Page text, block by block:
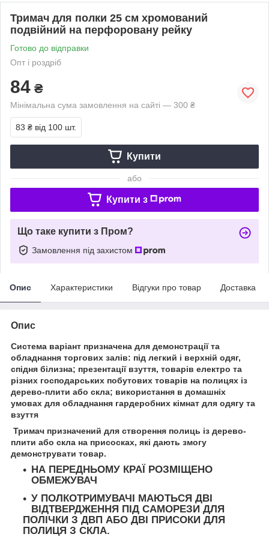
Тримач для полки 25 см хромований
подвійний на перфоровану рейку
Готово до відправки
Опт і роздріб
84 ₴
Мінімальна сума замовлення на сайті — 300 ₴
83 ₴ від 100 шт.
Купити
або
Купити з
Що таке купити з Пром?
Замовлення під захистом
Опис Характеристики Відгуки про товар Доставка
Опис
Система варіант призначена для демонстрації та
обладнання торгових залів: під легкий і верхній одяг,
спідня білизна; презентації взуття, товарів електро та
різних господарських побутових товарів на полицях із
дерево-плити або скла; використання в домашніх
умовах для обладнання гардеробних кімнат для одягу та
взуття
Тримач призначений для створення полиць із дерево-
плити або скла на присосках, які дають змогу
демонструвати товар.
НА ПЕРЕДНЬОМУ КРАЇ РОЗМІЩЕНО
ОБМЕЖУВАЧ
У ПОЛКОТРИМУВАЧІ МАЮТЬСЯ ДВІ
ВІДТВЕРДЖЕННЯ ПІД САМОРЕЗИ ДЛЯ
ПОЛІЧКИ З ДВП АБО ДВІ ПРИСОКИ ДЛЯ
ПОЛИЦЯ З СКЛА.